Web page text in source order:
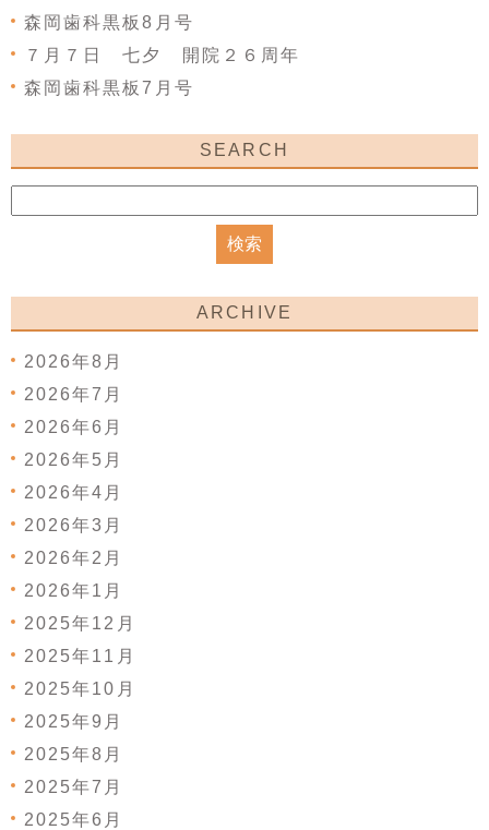
森岡歯科黒板8月号
７月７日 七夕 開院２６周年
森岡歯科黒板7月号
SEARCH
ARCHIVE
2026年8月
2026年7月
2026年6月
2026年5月
2026年4月
2026年3月
2026年2月
2026年1月
2025年12月
2025年11月
2025年10月
2025年9月
2025年8月
2025年7月
2025年6月